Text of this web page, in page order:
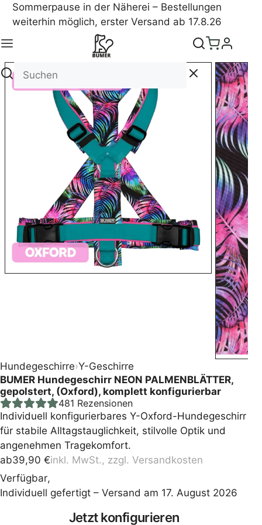
Sommerpause in der Näherei – Bestellungen
weiterhin möglich, erster Versand ab 17.8.26
Hundegeschirre›Y-Geschirre
BUMER Hundegeschirr NEON PALMENBLÄTTER,
gepolstert, (Oxford), komplett konfigurierbar
481 Rezensionen
Individuell konfigurierbares Y-Oxford-Hundegeschirr
für stabile Alltagstauglichkeit, stilvolle Optik und
angenehmen Tragekomfort.
ab39,90 €inkl. MwSt., zzgl. Versandkosten
Verfügbar,
Individuell gefertigt – Versand am 17. August 2026
Jetzt konfigurieren